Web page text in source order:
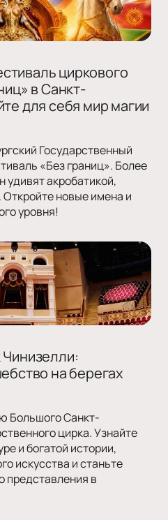
циркового
в Санкт-
для себя мир магии
Государственный
«Без границ». Более
удивят акробатикой,
новые имена и
уровня!
на берегах
Большого Санкт-
цирка. Узнайте
и богатой истории,
искусства и станьте
представления в